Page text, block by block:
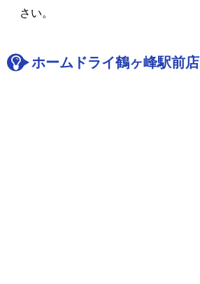
さい。
ホームドライ鶴ヶ峰駅前店